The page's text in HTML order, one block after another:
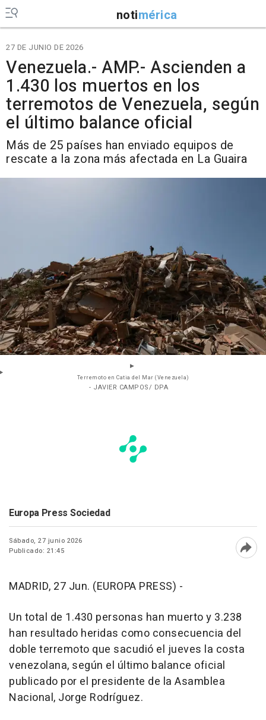
notimérica
27 DE JUNIO DE 2026
Venezuela.- AMP.- Ascienden a
1.430 los muertos en los
terremotos de Venezuela, según
el último balance oficial
Más de 25 países han enviado equipos de
rescate a la zona más afectada en La Guaira
Terremoto en Catia del Mar (Venezuela)
- JAVIER CAMPOS/ DPA
Europa Press Sociedad
Sábado, 27 junio 2026
Publicado: 21:45
MADRID, 27 Jun. (EUROPA PRESS) -
Un total de 1.430 personas han muerto y 3.238
han resultado heridas como consecuencia del
doble terremoto que sacudió el jueves la costa
venezolana, según el último balance oficial
publicado por el presidente de la Asamblea
Nacional, Jorge Rodríguez.